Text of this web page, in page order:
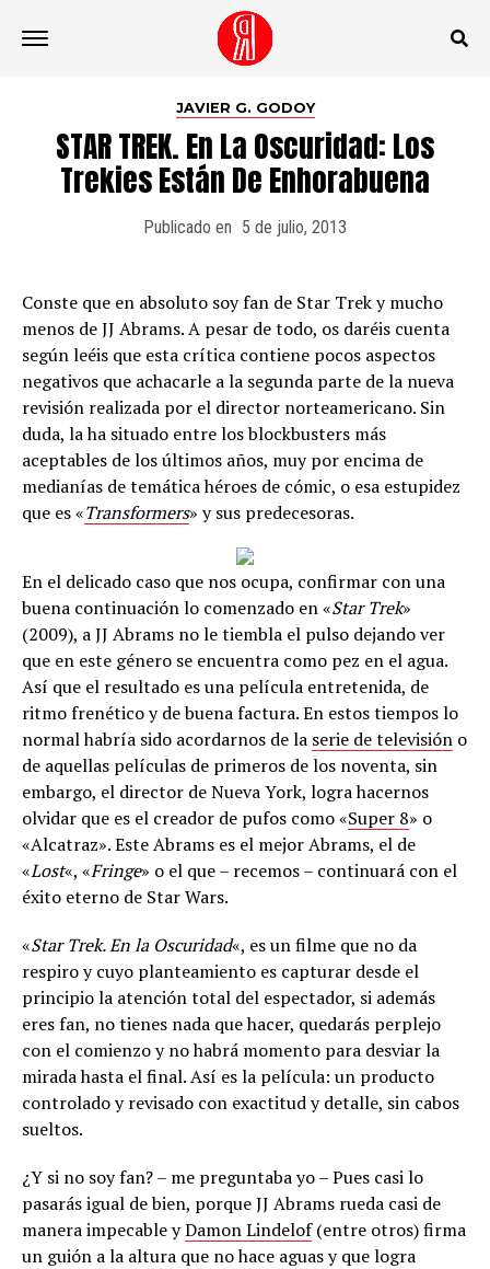
JAVIER G. GODOY
STAR TREK. En La Oscuridad: Los
Trekies Están De Enhorabuena
Publicado en 5 de julio, 2013
Conste que en absoluto soy fan de Star Trek y mucho
menos de JJ Abrams. A pesar de todo, os daréis cuenta
según leéis que esta crítica contiene pocos aspectos
negativos que achacarle a la segunda parte de la nueva
revisión realizada por el director norteamericano. Sin
duda, la ha situado entre los blockbusters más
aceptables de los últimos años, muy por encima de
medianías de temática héroes de cómic, o esa estupidez
que es «Transformers» y sus predecesoras.
En el delicado caso que nos ocupa, confirmar con una
buena continuación lo comenzado en «Star Trek»
(2009), a JJ Abrams no le tiembla el pulso dejando ver
que en este género se encuentra como pez en el agua.
Así que el resultado es una película entretenida, de
ritmo frenético y de buena factura. En estos tiempos lo
normal habría sido acordarnos de la serie de televisión o
de aquellas películas de primeros de los noventa, sin
embargo, el director de Nueva York, logra hacernos
olvidar que es el creador de pufos como «Super 8» o
«Alcatraz». Este Abrams es el mejor Abrams, el de
«Lost«, «Fringe» o el que – recemos – continuará con el
éxito eterno de Star Wars.
«Star Trek. En la Oscuridad«, es un filme que no da
respiro y cuyo planteamiento es capturar desde el
principio la atención total del espectador, si además
eres fan, no tienes nada que hacer, quedarás perplejo
con el comienzo y no habrá momento para desviar la
mirada hasta el final. Así es la película: un producto
controlado y revisado con exactitud y detalle, sin cabos
sueltos.
¿Y si no soy fan? – me preguntaba yo – Pues casi lo
pasarás igual de bien, porque JJ Abrams rueda casi de
manera impecable yDamon Lindelof(entre otros) firma
un guión a la altura que no hace aguas y que logra
Ir a la versión móvil